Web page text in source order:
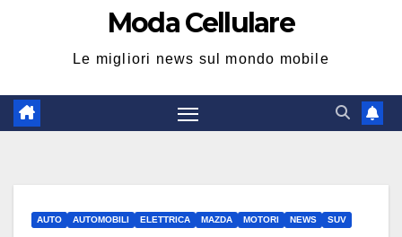
Moda Cellulare
Le migliori news sul mondo mobile
AUTO AUTOMOBILI ELETTRICA MAZDA MOTORI NEWS SUV